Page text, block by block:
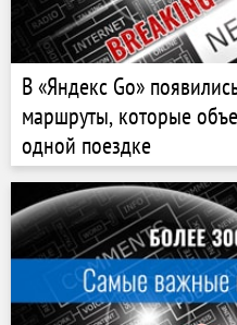
В «Яндекс Go»
маршруты, которые
одной поездке